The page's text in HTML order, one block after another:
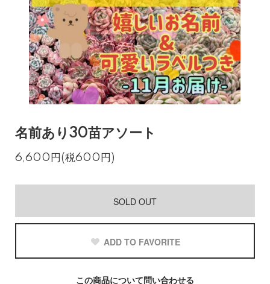
名前あり30苗アソート
6,600円(税600円)
SOLD OUT
ADD TO FAVORITE
この商品について問い合わせる